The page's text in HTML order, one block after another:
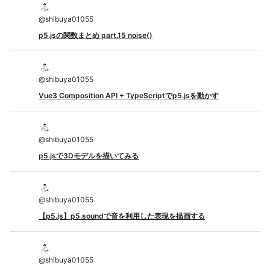
@shibuya01055
p5.jsの関数まとめ part.15 noise()
@shibuya01055
Vue3 Composition API + TypeScriptでp5.jsを動かす
@shibuya01055
p5.jsで3Dモデルを描いてみる
@shibuya01055
【p5.js】p5.soundで音を利用した表現を描画する
@shibuya01055